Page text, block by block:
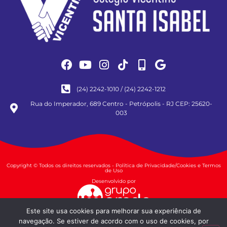
(24) 2242-1010 / (24) 2242-1212
Rua do Imperador, 689 Centro - Petrópolis - RJ CEP: 25620-
003
Copyright © Todos os direitos reservados - Política de Privacidade/Cookies e Termos
de Uso
Desenvolvido por
Este site usa cookies para melhorar sua experiência de
navegação. Se estiver de acordo com o uso de cookies, por